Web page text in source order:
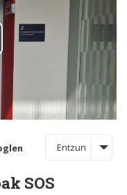
Entzun
SOS